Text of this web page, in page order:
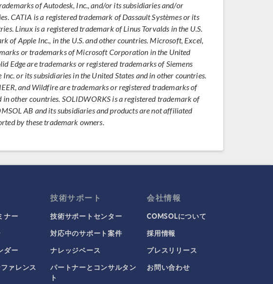
of Autodesk, Inc., and/or its subsidiaries and/or
CATIA is a registered trademark of Dassault Systèmes or its
Linux is a registered trademark of Linus Torvalds in the U.S.
of Apple Inc., in the U.S. and other countries. Microsoft, Excel,
or trademarks of Microsoft Corporation in the United
Edge are trademarks or registered trademarks of Siemens
or its subsidiaries in the United States and in other countries.
and Wildfire are trademarks or registered trademarks of
in other countries. SOLIDWORKS is a registered trademark of
AB and its subsidiaries and products are not affiliated
by these trademark owners.
ナー
ダー
ァレンス
技術サポート
技術サポートセンター
対応中のサポート案件
ナレッジベース
パートナーとコンサルタン
ト
会社情報
COMSOLについて
採用情報
プレスリリース
お問い合わせ